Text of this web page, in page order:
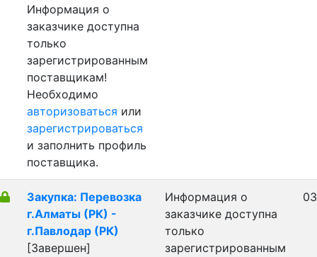
Информация о
заказчике доступна
только
зарегистрированным
поставщикам!
Необходимо
авторизоваться или
зарегистрироваться
и заполнить профиль
поставщика.
Закупка: Перевозка
г.Алматы (РК) -
г.Павлодар (РК)
[Завершен]
Информация о
заказчике доступна
только
зарегистрированным